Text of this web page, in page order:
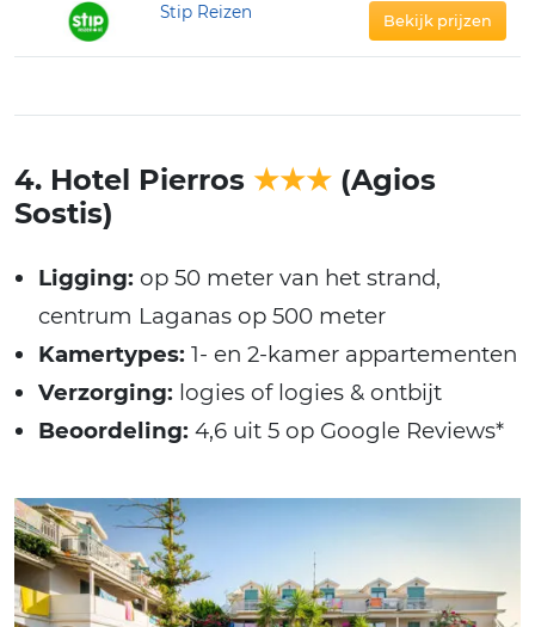
Stip Reizen Bekijk prijzen
4. Hotel Pierros ★★★ (Agios
Sostis)
Ligging: op 50 meter van het strand,
centrum Laganas op 500 meter
Kamertypes: 1- en 2-kamer appartementen
Verzorging: logies of logies & ontbijt
Beoordeling: 4,6 uit 5 op Google Reviews*